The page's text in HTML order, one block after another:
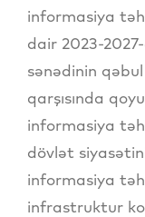
informasiya
dair 2023-
sənədinin
qarşısında
informasiya
dövlət
informasiya
infrastruktur